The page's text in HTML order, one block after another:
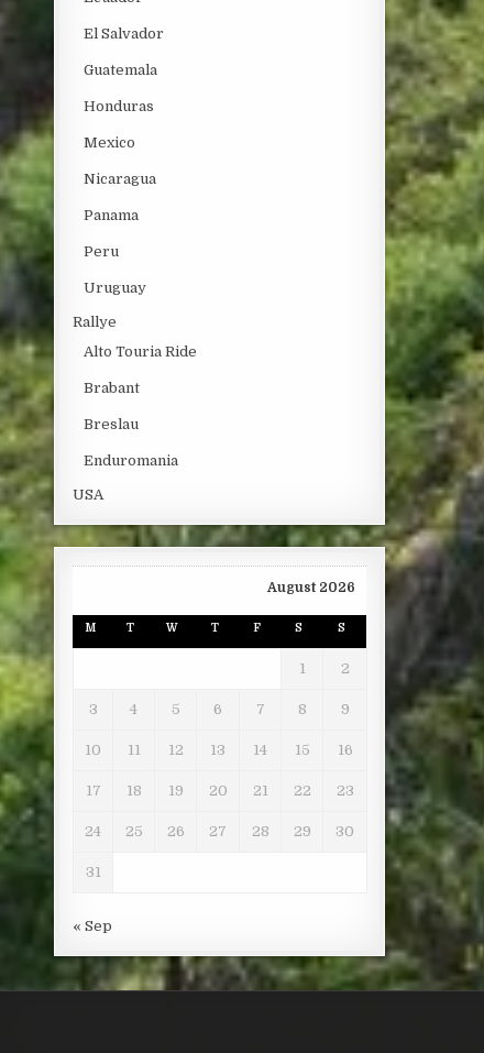
El Salvador
Guatemala
Honduras
Mexico
Nicaragua
Panama
Peru
Uruguay
Rallye
Alto Touria Ride
Brabant
Breslau
Enduromania
USA
August 2026
M T W T F S S
1 2
3 4 5 6 7 8 9
10 11 12 13 14 15 16
17 18 19 20 21 22 23
24 25 26 27 28 29 30
31
« Sep